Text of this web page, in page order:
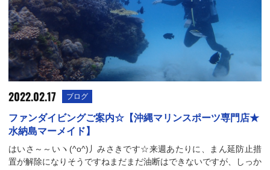
2022.02.17 ブログ
ファンダイビングご案内☆【沖縄マリンスポーツ専門店★
水納島マーメイド】
はいさ～～いヽ(^o^)丿みさきです☆来週あたりに、まん延防止措
置が解除になりそうですねまだまだ油断はできないですが、しっか